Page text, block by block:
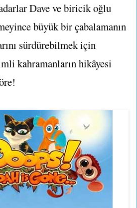
Dave ve biricik oğlu
büyük bir çabalamanın
sürdürebilmek için
kahramanların hikâyesi